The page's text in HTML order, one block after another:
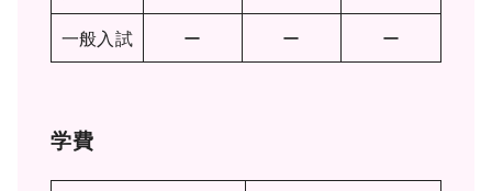
一般入試
ー ー ー
学費